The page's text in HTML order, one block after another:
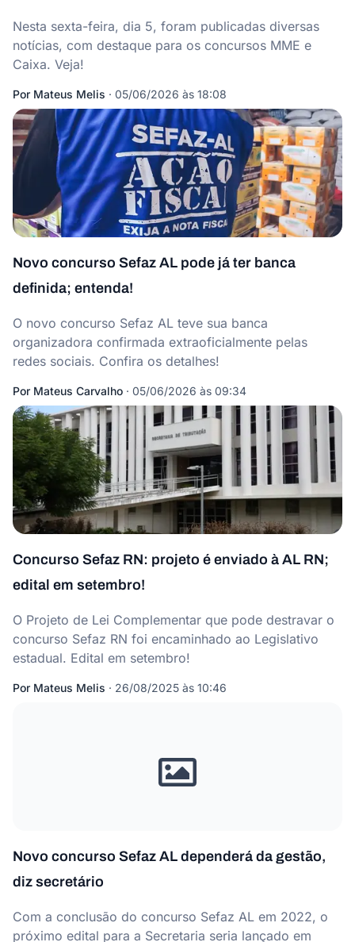
Nesta sexta-feira, dia 5, foram publicadas diversas
notícias, com destaque para os concursos MME e
Caixa. Veja!
Por Mateus Melis · 05/06/2026 às 18:08
Novo concurso Sefaz AL pode já ter banca
definida; entenda!
O novo concurso Sefaz AL teve sua banca
organizadora confirmada extraoficialmente pelas
redes sociais. Confira os detalhes!
Por Mateus Carvalho · 05/06/2026 às 09:34
Concurso Sefaz RN: projeto é enviado à AL RN;
edital em setembro!
O Projeto de Lei Complementar que pode destravar o
concurso Sefaz RN foi encaminhado ao Legislativo
estadual. Edital em setembro!
Por Mateus Melis · 26/08/2025 às 10:46
Novo concurso Sefaz AL dependerá da gestão,
diz secretário
Com a conclusão do concurso Sefaz AL em 2022, o
próximo edital para a Secretaria seria lançado em